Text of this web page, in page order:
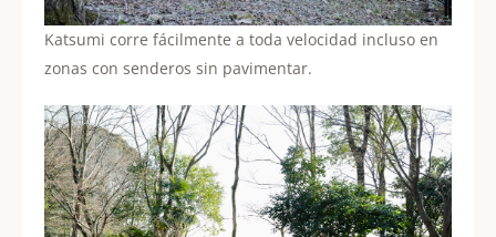
Katsumi corre fácilmente a toda velocidad incluso en
zonas con senderos sin pavimentar.